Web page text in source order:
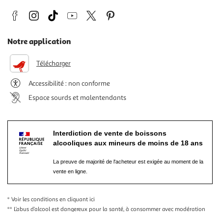
Notre application
Télécharger
Accessibilité : non conforme
Espace sourds et malentendants
Interdiction de vente de boissons
alcooliques aux mineurs de moins de 18 ans
La preuve de majorité de l'acheteur est exigée au moment de la
vente en ligne.
* Voir les conditions en cliquant ici
** L’abus d’alcool est dangereux pour la santé, à consommer avec modération